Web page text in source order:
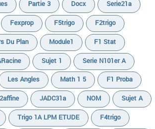
Partie 3 Docx
Serie21a
Fexprop F5trigo
F2trigo
Du Plan
Module1
F1 Stat
Sujet 1
Serie N101er A
Les Angles Math 1 5
F1 Proba
JADC31a NOM
Sujet A
Trigo 1A LPM ETUDE
F4trigo